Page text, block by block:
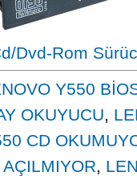
Dvd-Rom
Y550
OKUYUCU,
CD
,